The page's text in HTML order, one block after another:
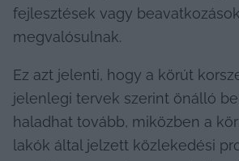
fejlesztések vagy beavatkozások
megvalósulnak.
Ez azt jelenti, hogy a körút
jelenlegi tervek szerint önálló
haladhat tovább, miközben a
lakók által jelzett közlekedési